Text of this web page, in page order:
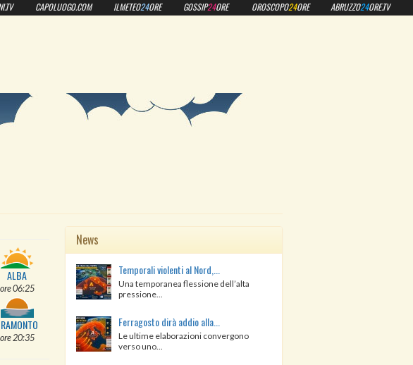
ALBA
ore 06:25
ore 20:35
News
Temporali violenti al Nord,...
Una temporanea flessione dell’alta
pressione...
Ferragosto dirà addio alla...
Le ultime elaborazioni convergono
verso uno...
CAPOLUOGO.COM ILMETEO24ORE GOSSIP24ORE OROSCOPO24ORE ABRUZZO24ORE.TV